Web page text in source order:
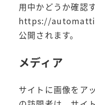
用中かどうか確認
https://
公開されます。
メディア
サイトに画像をア